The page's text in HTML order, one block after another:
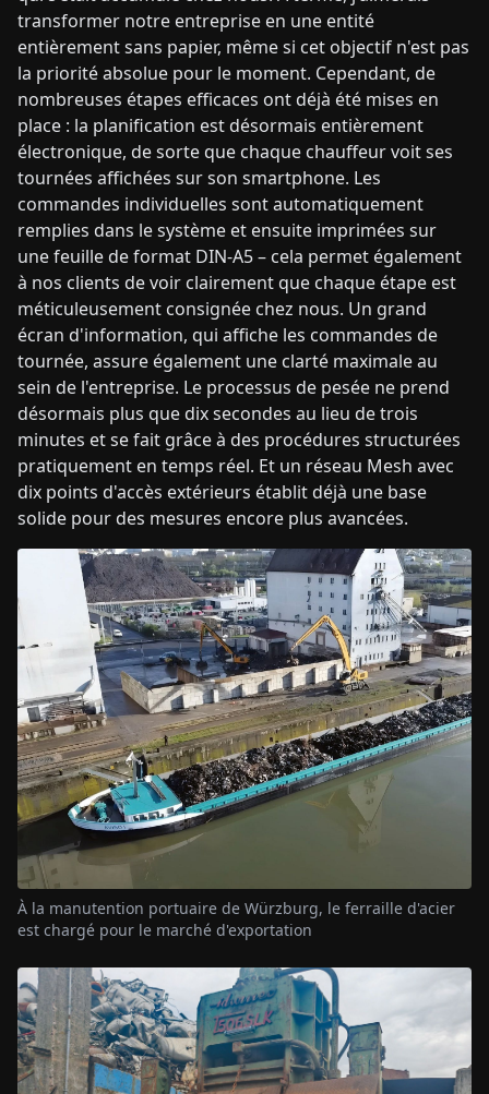
transformer notre entreprise en une entité
entièrement sans papier, même si cet objectif n'est pas
la priorité absolue pour le moment. Cependant, de
nombreuses étapes efficaces ont déjà été mises en
place : la planification est désormais entièrement
électronique, de sorte que chaque chauffeur voit ses
tournées affichées sur son smartphone. Les
commandes individuelles sont automatiquement
remplies dans le système et ensuite imprimées sur
une feuille de format DIN-A5 – cela permet également
à nos clients de voir clairement que chaque étape est
méticuleusement consignée chez nous. Un grand
écran d'information, qui affiche les commandes de
tournée, assure également une clarté maximale au
sein de l'entreprise. Le processus de pesée ne prend
désormais plus que dix secondes au lieu de trois
minutes et se fait grâce à des procédures structurées
pratiquement en temps réel. Et un réseau Mesh avec
dix points d'accès extérieurs établit déjà une base
solide pour des mesures encore plus avancées.
À la manutention portuaire de Würzburg, le ferraille d'acier
est chargé pour le marché d'exportation